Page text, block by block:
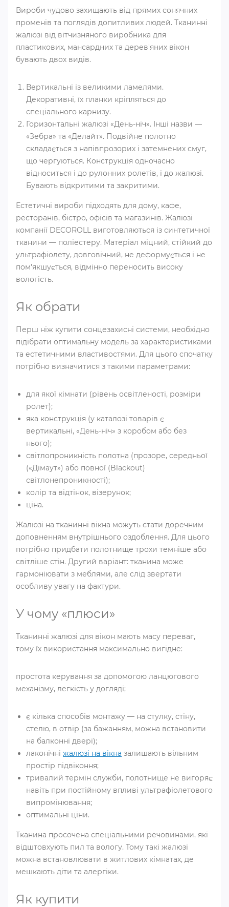
Вироби чудово захищають від прямих сонячних
променів та поглядів допитливих людей. Тканинні
жалюзі від вітчизняного виробника для
пластикових, мансардних та дерев'яних вікон
бувають двох видів.
Вертикальні із великими ламелями.
Декоративні, їх планки кріпляться до
спеціального карнизу.
Горизонтальні жалюзі «День-ніч». Інші назви ―
«Зебра» та «Делайт». Подвійне полотно
складається з напівпрозорих і затемнених смуг,
що чергуються. Конструкція одночасно
відноситься і до рулонних ролетів, і до жалюзі.
Бувають відкритими та закритими.
Естетичні вироби підходять для дому, кафе,
ресторанів, бістро, офісів та магазинів. Жалюзі
компанії DECOROLL виготовляються із синтетичної
тканини ― поліестеру. Матеріал міцний, стійкий до
ультрафіолету, довговічний, не деформується і не
пом'якшується, відмінно переносить високу
вологість.
Як обрати
Перш ніж купити сонцезахисні системи, необхідно
підібрати оптимальну модель за характеристиками
та естетичними властивостями. Для цього спочатку
потрібно визначитися з такими параметрами:
для якої кімнати (рівень освітленості, розміри
ролет);
яка конструкція (у каталозі товарів є
вертикальні, «День-ніч» з коробом або без
нього);
світлопроникність полотна (прозоре, середньої
(«Дімаут») або повної (Blackout)
світлонепроникності);
колір та відтінок, візерунок;
ціна.
Жалюзі на тканинні вікна можуть стати доречним
доповненням внутрішнього оздоблення. Для цього
потрібно придбати полотнище трохи темніше або
світліше стін. Другий варіант: тканина може
гармоніювати з меблями, але слід звертати
особливу увагу на фактури.
У чому «плюси»
Тканинні жалюзі для вікон мають масу переваг,
тому їх використання максимально вигідне:
простота керування за допомогою ланцюгового
механізму, легкість у догляді;
є кілька способів монтажу ― на стулку, стіну,
стелю, в отвір (за бажанням, можна встановити
на балконні двері);
лаконічні жалюзі на вікна залишають вільним
простір підвіконня;
тривалий термін служби, полотнище не вигоряє
навіть при постійному впливі ультрафіолетового
випромінювання;
оптимальні ціни.
Тканина просочена спеціальними речовинами, які
відштовхують пил та вологу. Тому такі жалюзі
можна встановлювати в житлових кімнатах, де
мешкають діти та алергіки.
Як купити